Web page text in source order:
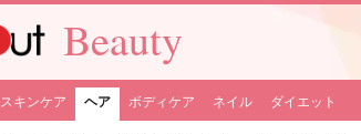
Beauty
スキンケア ヘア ボディケア ネイル ダイエット